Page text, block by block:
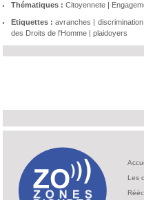
Thématiques : Citoyennete
Etiquettes :avranches discrimination
des Droits de l'Homme
plaidoyers
Les